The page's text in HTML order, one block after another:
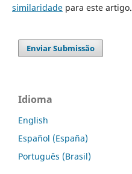
similaridadepara este artigo.
Enviar Submissão
Idioma
English
Español (España)
Português (Brasil)